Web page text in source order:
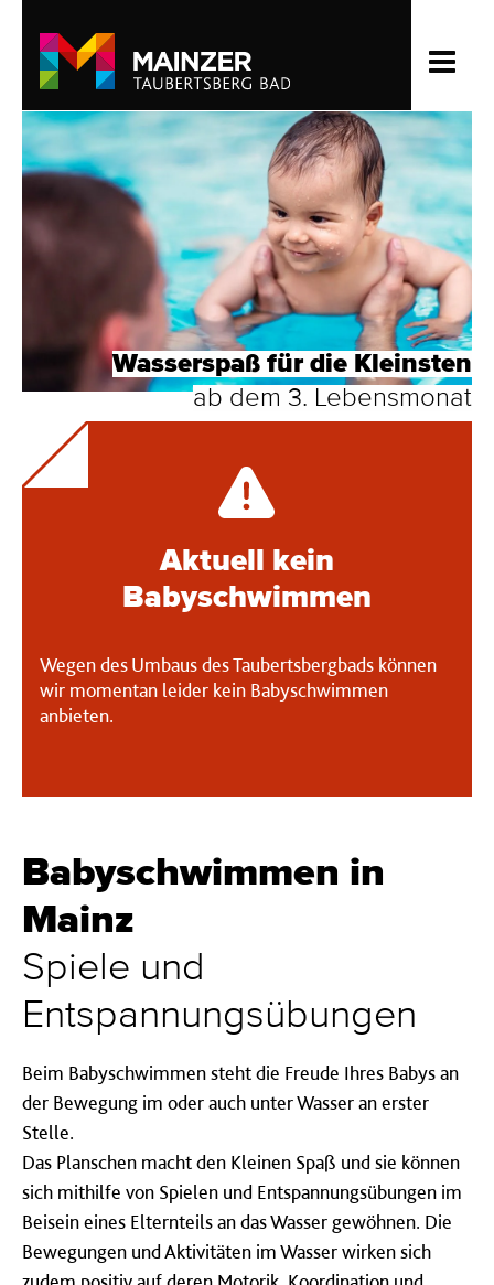
Wasserspaß für die Kleinsten
ab dem 3. Lebensmonat
Aktuell kein
Babyschwimmen
Wegen des Umbaus des Taubertsbergbads können
wir momentan leider kein Babyschwimmen
anbieten.
Babyschwimmen in
Mainz
Spiele und
Entspannungsübungen
Beim Babyschwimmen steht die Freude Ihres Babys an
der Bewegung im oder auch unter Wasser an erster
Stelle.
Das Planschen macht den Kleinen Spaß und sie können
sich mithilfe von Spielen und Entspannungsübungen im
Beisein eines Elternteils an das Wasser gewöhnen. Die
Bewegungen und Aktivitäten im Wasser wirken sich